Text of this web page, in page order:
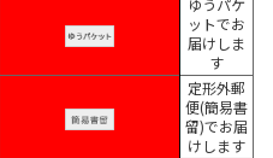
ゆうパケ
ットでお
届けしま
す
定形外郵
便(簡易書
留)でお届
けします